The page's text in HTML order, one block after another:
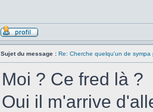
Sujet du message : Re: Cherche quelqu'un de
Moi ? Ce fred là ?
Oui il m'arrive